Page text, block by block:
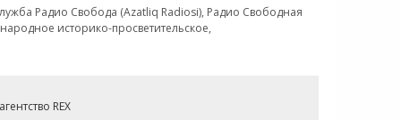
Радио Свобода (Azatliq Radiosi), Радио Свободная
историко-просветительское,
REX